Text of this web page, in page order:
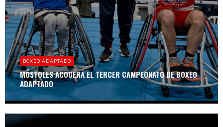
BOXEO ADAPTADO
MÓSTOLES ACOGERÁ EL TERCER CAMPEONATO DE BOXEO
ADAPTADO